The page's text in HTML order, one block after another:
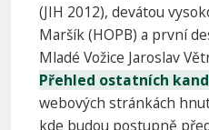
(JIH 2012), devátou
Maršík (HOPB) a první
Mladé Vožice Jaroslav
Přehled ostatních
webových stránkách
kde budou postupně